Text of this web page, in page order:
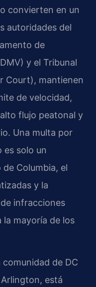
convierten en un
autoridades del
de
y el Tribunal
Court), mantienen
de velocidad,
flujo peatonal y
Una multa por
es solo un
Columbia, el
y la
infracciones
la mayoría de los
de DC
está